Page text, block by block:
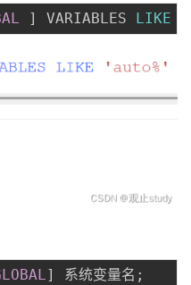
] VARIABLES LIKE
] 系统变量名 ;